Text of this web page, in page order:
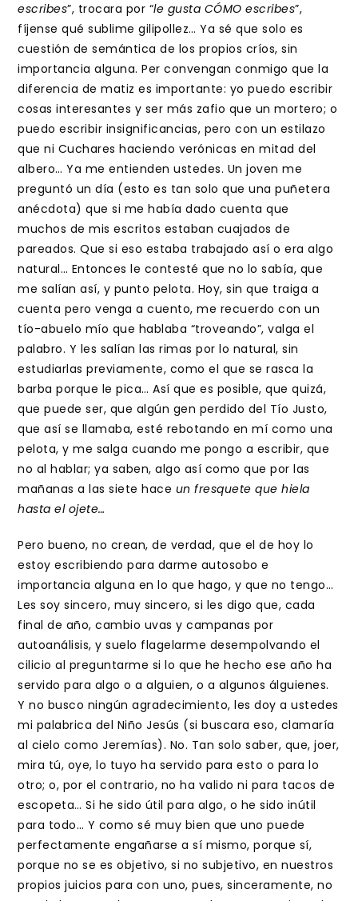
escribes”, trocara por “le gusta CÓMO escribes”,
fíjense qué sublime gilipollez… Ya sé que solo es
cuestión de semántica de los propios críos, sin
importancia alguna. Per convengan conmigo que la
diferencia de matiz es importante: yo puedo escribir
cosas interesantes y ser más zafio que un mortero; o
puedo escribir insignificancias, pero con un estilazo
que ni Cuchares haciendo verónicas en mitad del
albero… Ya me entienden ustedes. Un joven me
preguntó un día (esto es tan solo que una puñetera
anécdota) que si me había dado cuenta que
muchos de mis escritos estaban cuajados de
pareados. Que si eso estaba trabajado así o era algo
natural… Entonces le contesté que no lo sabía, que
me salían así, y punto pelota. Hoy, sin que traiga a
cuenta pero venga a cuento, me recuerdo con un
tío-abuelo mío que hablaba “troveando”, valga el
palabro. Y les salían las rimas por lo natural, sin
estudiarlas previamente, como el que se rasca la
barba porque le pica… Así que es posible, que quizá,
que puede ser, que algún gen perdido del Tío Justo,
que así se llamaba, esté rebotando en mí como una
pelota, y me salga cuando me pongo a escribir, que
no al hablar; ya saben, algo así como que por las
mañanas a las siete hace un fresquete que hiela
hasta el ojete…
Pero bueno, no crean, de verdad, que el de hoy lo
estoy escribiendo para darme autosobo e
importancia alguna en lo que hago, y que no tengo…
Les soy sincero, muy sincero, si les digo que, cada
final de año, cambio uvas y campanas por
autoanálisis, y suelo flagelarme desempolvando el
cilicio al preguntarme si lo que he hecho ese año ha
servido para algo o a alguien, o a algunos álguienes.
Y no busco ningún agradecimiento, les doy a ustedes
mi palabrica del Niño Jesús (si buscara eso, clamaría
al cielo como Jeremías). No. Tan solo saber, que, joer,
mira tú, oye, lo tuyo ha servido para esto o para lo
otro; o, por el contrario, no ha valido ni para tacos de
escopeta… Si he sido útil para algo, o he sido inútil
para todo… Y como sé muy bien que uno puede
perfectamente engañarse a sí mismo, porque sí,
porque no se es objetivo, si no subjetivo, en nuestros
propios juicios para con uno, pues, sinceramente, no